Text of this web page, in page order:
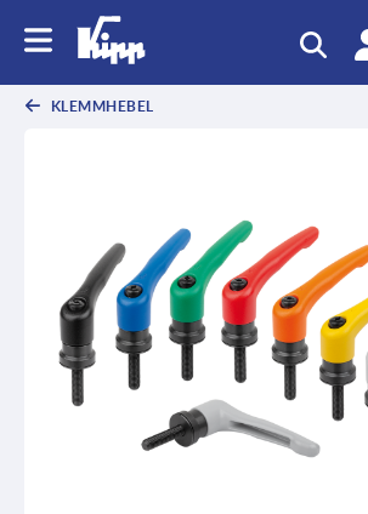
KLEMMHEBEL